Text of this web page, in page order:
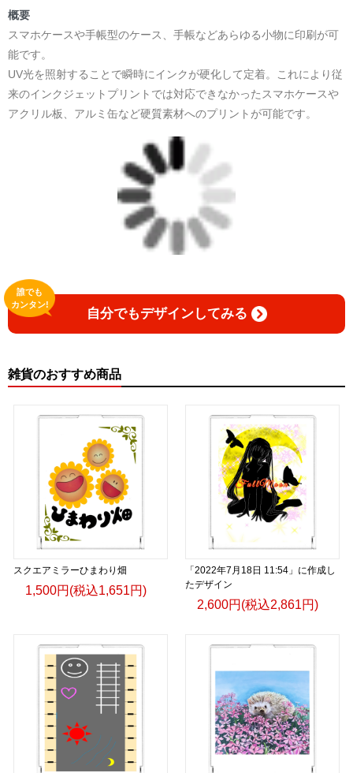
概要
スマホケースや手帳型のケース、手帳などあらゆる小物に印刷が可
能です。
UV光を照射することで瞬時にインクが硬化して定着。これにより従
来のインクジェットプリントでは対応できなかったスマホケースや
アクリル板、アルミ缶など硬質素材へのプリントが可能です。
自分でもデザインしてみる
誰でも
カンタン!
雑貨のおすすめ商品
スクエアミラーひまわり畑
1,500円(税込1,651円)
「2022年7月18日 11:54」に作成し
たデザイン
2,600円(税込2,861円)